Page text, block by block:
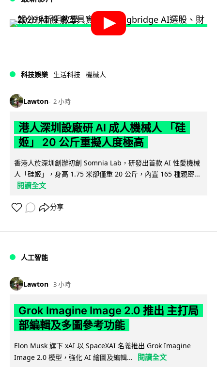
科技娛樂 生活科技 機械人
Lawton 2 小時
港人深圳設廠研 AI 成人機械人 「硅
姬」 20 公斤重擬人度極高
香港人於深圳創辦初創 Somnia Lab，研發出首款 AI 性愛機械
人「硅姬」，身高 1.75 米卻僅重 20 公斤，內置 165 種親密...
閱讀全文
分享
人工智能
Lawton 3 小時
Grok Imagine Image 2.0 推出 主打局
部編輯及多圖參考功能
Elon Musk 旗下 xAI 以 SpaceXAI 名義推出 Grok Imagine
Image 2.0 模型，強化 AI 繪圖及編輯...
閱讀全文